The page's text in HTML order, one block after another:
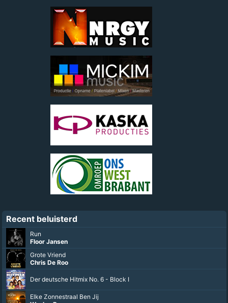
Recent beluisterd
Run
Floor Jansen
Grote Vriend
Chris De Roo
Der deutsche Hitmix No. 6 - Block I
Elke Zonnestraal Ben Jij